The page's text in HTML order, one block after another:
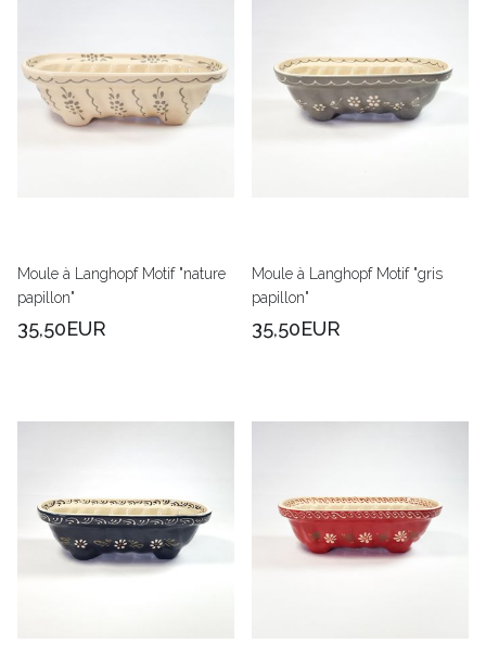
Moule à Langhopf Motif "nature
papillon"
35,50EUR
Moule à Langhopf Motif "gris
papillon"
35,50EUR